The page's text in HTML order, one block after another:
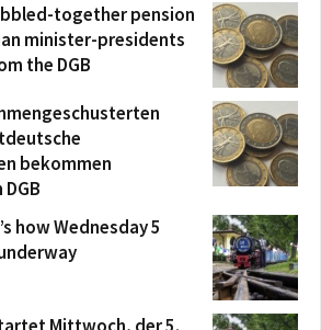
together pension
minister-presidents
the DGB
bekommen
how Wednesday 5